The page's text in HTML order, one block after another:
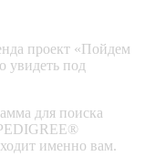
проект «Пойдем
увидеть под
для поиска
именно вам.